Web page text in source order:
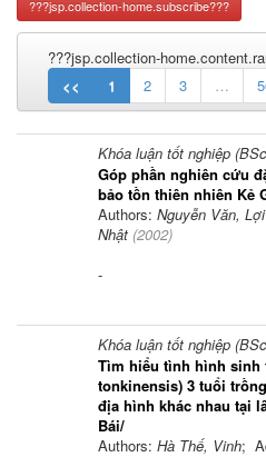
???jsp.collection-
<<
1 2 3 …
Khóa luận tốt nghiệp
Góp phần nghiên cứu
bảo tồn thiên nhiên Kẻ
Authors: Nguyễn Văn, Lợi
Nhật (2002)
-
Khóa luận tốt nghiệp
Tìm hiểu tình hình sinh
tonkinensis) 3 tuổi
địa hình khác nhau tại
Bái/
Authors: Hà Thế, Vinh;